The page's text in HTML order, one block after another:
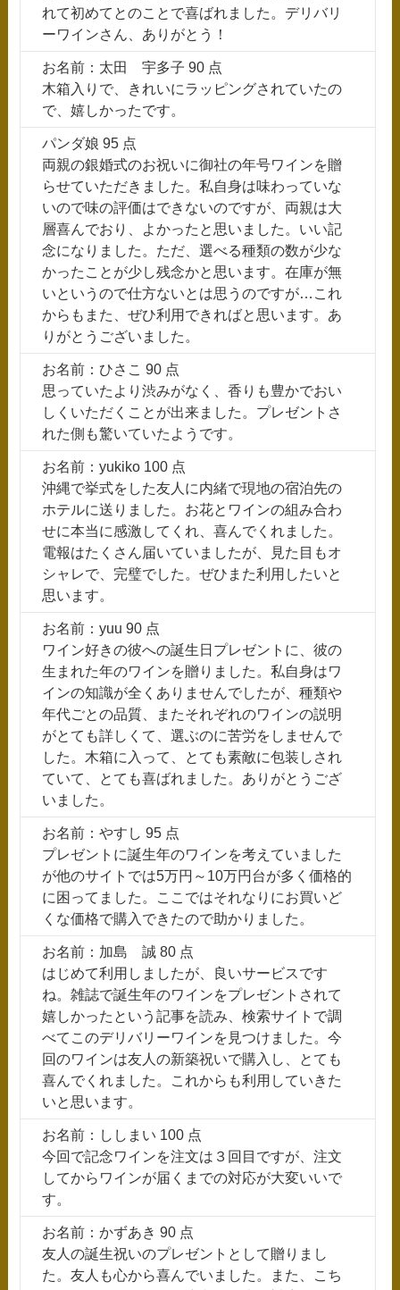
れて初めてとのことで喜ばれました。デリバリ
ーワインさん、ありがとう！
お名前：太田 宇多子 90 点
木箱入りで、きれいにラッピングされていたの
で、嬉しかったです。
パンダ娘 95 点
両親の銀婚式のお祝いに御社の年号ワインを贈
らせていただきました。私自身は味わっていな
いので味の評価はできないのですが、両親は大
層喜んでおり、よかったと思いました。いい記
念になりました。ただ、選べる種類の数が少な
かったことが少し残念かと思います。在庫が無
いというので仕方ないとは思うのですが…これ
からもまた、ぜひ利用できればと思います。あ
りがとうございました。
お名前：ひさこ 90 点
思っていたより渋みがなく、香りも豊かでおい
しくいただくことが出来ました。プレゼントさ
れた側も驚いていたようです。
お名前：yukiko 100 点
沖縄で挙式をした友人に内緒で現地の宿泊先の
ホテルに送りました。お花とワインの組み合わ
せに本当に感激してくれ、喜んでくれました。
電報はたくさん届いていましたが、見た目もオ
シャレで、完璧でした。ぜひまた利用したいと
思います。
お名前：yuu 90 点
ワイン好きの彼への誕生日プレゼントに、彼の
生まれた年のワインを贈りました。私自身はワ
インの知識が全くありませんでしたが、種類や
年代ごとの品質、またそれぞれのワインの説明
がとても詳しくて、選ぶのに苦労をしませんで
した。木箱に入って、とても素敵に包装しされ
ていて、とても喜ばれました。ありがとうござ
いました。
お名前：やすし 95 点
プレゼントに誕生年のワインを考えていました
が他のサイトでは5万円～10万円台が多く価格的
に困ってました。ここではそれなりにお買いど
くな価格で購入できたので助かりました。
お名前：加島 誠 80 点
はじめて利用しましたが、良いサービスです
ね。雑誌で誕生年のワインをプレゼントされて
嬉しかったという記事を読み、検索サイトで調
べてこのデリバリーワインを見つけました。今
回のワインは友人の新築祝いで購入し、とても
喜んでくれました。これからも利用していきた
いと思います。
お名前：ししまい 100 点
今回で記念ワインを注文は３回目ですが、注文
してからワインが届くまでの対応が大変いいで
す。
お名前：かずあき 90 点
友人の誕生祝いのプレゼントとして贈りまし
た。友人も心から喜んでいました。また、こち